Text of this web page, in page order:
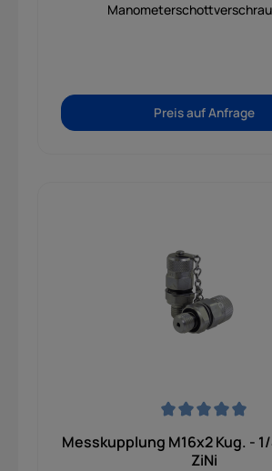
Preis auf Anfrage
Messkupplung M16x2 Kug. -
ZiNi